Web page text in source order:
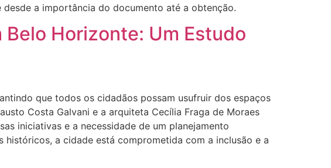
a importância do documento até a obtenção.
Horizonte: Um Estudo
que todos os cidadãos possam usufruir dos espaços
Costa Galvani e a arquiteta Cecília Fraga de Moraes
iniciativas e a necessidade de um planejamento
a cidade está comprometida com a inclusão e a